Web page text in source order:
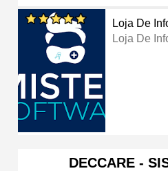
Loja De
Loja De
DECCARE -